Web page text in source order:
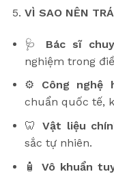
VÌ SAO NÊN
🩺 Bác sĩ
nghiệm trong
⚙️ Công nghệ
chuẩn quốc tế,
🦷 Vật liệu
sắc tự nhiên.
🧴 Vô khuẩn